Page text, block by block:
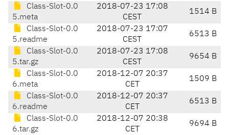
Class-Slot-0.0
5.meta
2018-07-23 17:08
CEST
1514 B
Class-Slot-0.0
5.readme
2018-07-23 17:07
CEST
6513 B
Class-Slot-0.0
5.tar.gz
2018-07-23 17:08
CEST
9654 B
Class-Slot-0.0
6.meta
2018-12-07 20:37
CET
1509 B
Class-Slot-0.0
6.readme
2018-12-07 20:37
CET
6513 B
Class-Slot-0.0
6.tar.gz
2018-12-07 20:38
CET
9694 B